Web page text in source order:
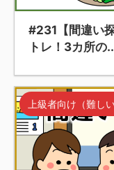
#231【間違い
トレ！3カ所の
上級者向け（難し